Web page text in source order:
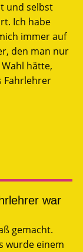
und selbst
Ich habe
immer auf
den man nur
hätte,
Fahrlehrer
war
gemacht.
wurde einem